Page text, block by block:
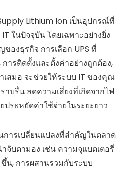
Lithium Ion เป็นอุปกรณ์ที่
ในปัจจุบัน โดยเฉพาะอย่างยิ่ง
องธุรกิจ การเลือก UPS ที่
ารติดตั้งและตั้งค่าอย่างถูกต้อง,
เสมอ จะช่วยให้ระบบ IT ของคุณ
าบรื่น ลดความเสี่ยงที่เกิดจากไฟ
ระหยัดค่าใช้จ่ายในระยะยาว
การเปลี่ยนแปลงที่สำคัญในตลาด
จับตามอง เช่น ความจุแบตเตอรี่
น, การผสานรวมกับระบบ